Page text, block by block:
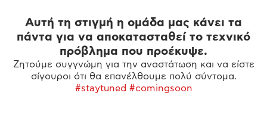
Αυτή τη στιγμή η ομάδα μας κάνει τα
πάντα για να αποκατασταθεί το τεχνικό
πρόβλημα που προέκυψε.
Ζητούμε συγγνώμη για την αναστάτωση και να είστε
σίγουροι ότι θα επανέλθουμε πολύ σύντομα.
#staytuned #comingsoon